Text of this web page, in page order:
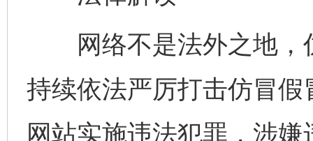
网络不是法外之地，
持续依法严厉打击仿冒
网站实施违法犯罪，涉